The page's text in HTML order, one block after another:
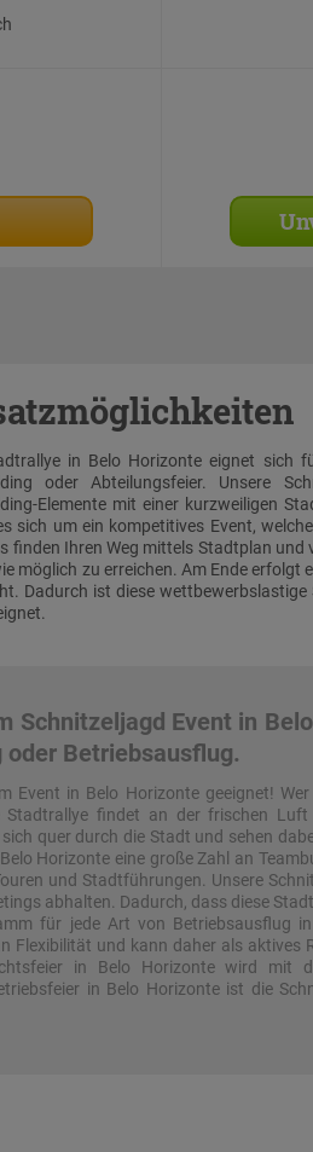
in Belo Horizonte eignet sich
oder Abteilungsfeier. Unsere
Elemente mit einer kurzweiligen
sich um ein kompetitives Event,
finden Ihren Weg mittels Stadtplan
möglich zu erreichen. Am Ende erfolgt
Dadurch ist diese
Schnitzeljagd Event in
oder Betriebsausflug.
Event in Belo Horizonte geeignet!
Stadtrallye findet an der frischen
quer durch die Stadt und sehen
Horizonte eine große Zahl an
und Stadtführungen. Unsere
abhalten. Dadurch, dass diese
für jede Art von Betriebsausflug
Flexibilität und kann daher als
in Belo Horizonte wird mit
in Belo Horizonte ist die